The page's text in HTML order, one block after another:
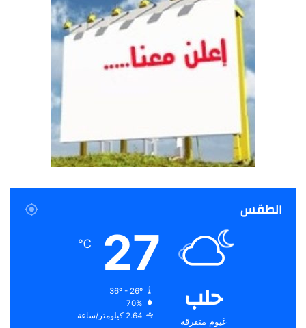
الطقس
حلب
غيوم متفرقة
27
℃
36º - 26º
70%
2.64 كيلومتر/ساعة